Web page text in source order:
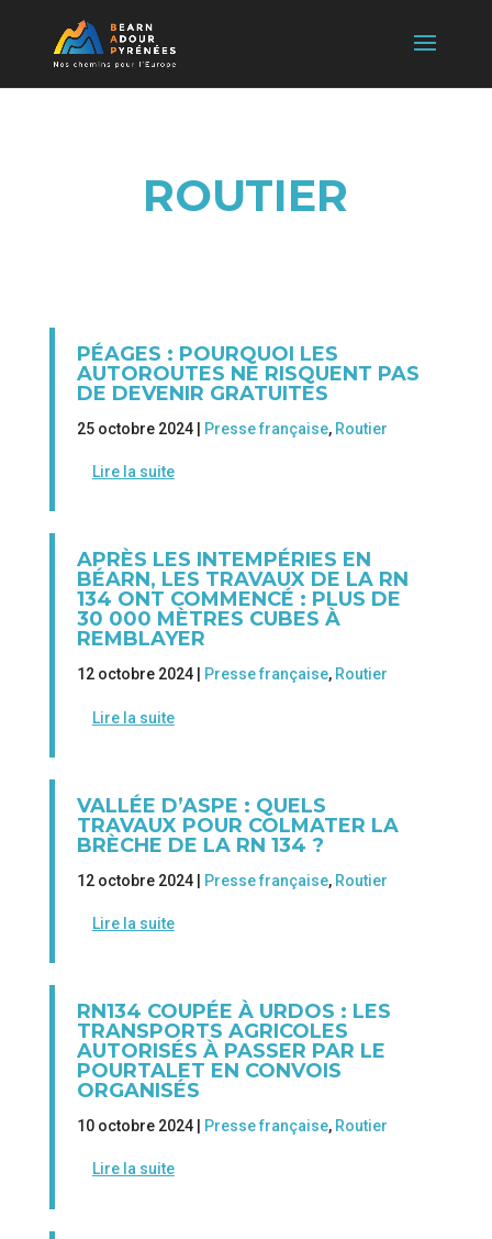
ROUTIER
PÉAGES : POURQUOI LES
AUTOROUTES NE RISQUENT PAS
DE DEVENIR GRATUITES
25 octobre 2024 | Presse française, Routier
Lire la suite
APRÈS LES INTEMPÉRIES EN
BÉARN, LES TRAVAUX DE LA RN
134 ONT COMMENCÉ : PLUS DE
30 000 MÈTRES CUBES À
REMBLAYER
12 octobre 2024 | Presse française, Routier
Lire la suite
VALLÉE D’ASPE : QUELS
TRAVAUX POUR COLMATER LA
BRÈCHE DE LA RN 134 ?
12 octobre 2024 | Presse française, Routier
Lire la suite
RN134 COUPÉE À URDOS : LES
TRANSPORTS AGRICOLES
AUTORISÉS À PASSER PAR LE
POURTALET EN CONVOIS
ORGANISÉS
10 octobre 2024 | Presse française, Routier
Lire la suite